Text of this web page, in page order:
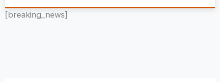
[breaking_news]